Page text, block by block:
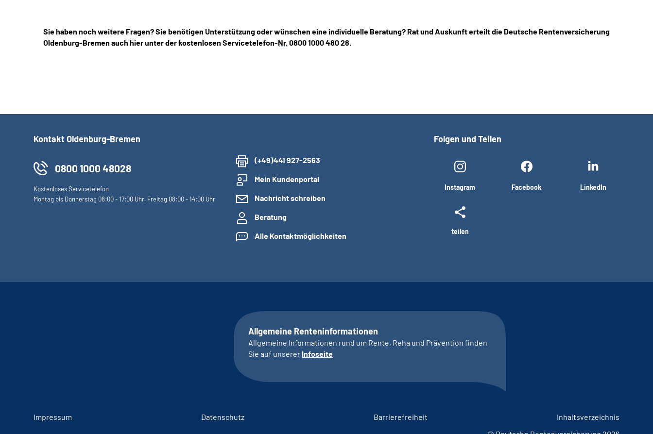
Sie haben noch weitere Fragen? Sie benötigen Unterstützung oder wünschen eine individuelle Beratung? Rat und Auskunft erteilt die Deutsche Rentenversicherung
Oldenburg-Bremen auch hier unter der kostenlosen Servicetelefon-Nr.0800 1000 480 28.
Kontakt Oldenburg-Bremen
0800 1000 48028
Kostenloses Servicetelefon
Montag bis Donnerstag 08:00 - 17:00 Uhr, Freitag 08:00 - 14:00 Uhr
(+49)441 927-2563
Mein Kundenportal
Nachricht schreiben
Beratung
Alle Kontaktmöglichkeiten
Folgen und Teilen
Instagram Facebook LinkedIn
teilen
Allgemeine Renteninformationen
Allgemeine Informationen rund um Rente, Reha und Prävention finden
Sie auf unserer Infoseite
Impressum Datenschutz Barrierefreiheit
Inhaltsverzeichnis